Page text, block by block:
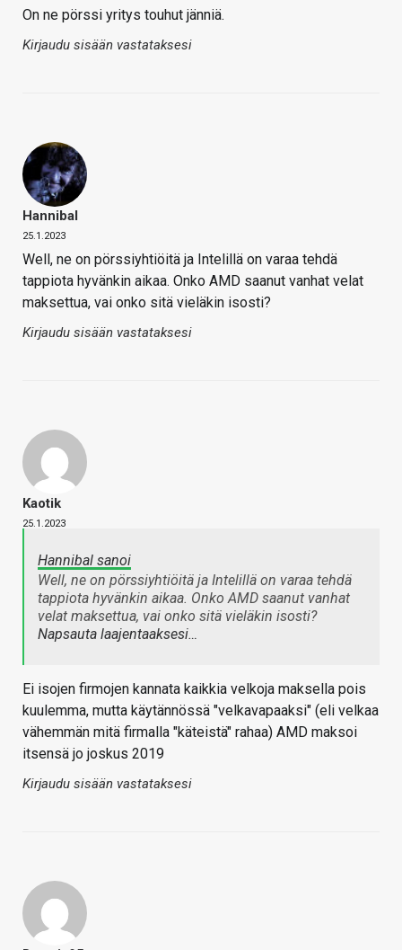
On ne pörssi yritys touhut jänniä.
Kirjaudu sisään vastataksesi
Hannibal
25.1.2023
Well, ne on pörssiyhtiöitä ja Intelillä on varaa tehdä
tappiota hyvänkin aikaa. Onko AMD saanut vanhat velat
maksettua, vai onko sitä vieläkin isosti?
Kirjaudu sisään vastataksesi
Kaotik
25.1.2023
Hannibal sanoi
Well, ne on pörssiyhtiöitä ja Intelillä on varaa tehdä
tappiota hyvänkin aikaa. Onko AMD saanut vanhat
velat maksettua, vai onko sitä vieläkin isosti?
Napsauta laajentaaksesi…
Ei isojen firmojen kannata kaikkia velkoja maksella pois
kuulemma, mutta käytännössä "velkavapaaksi" (eli velkaa
vähemmän mitä firmalla "käteistä" rahaa) AMD maksoi
itsensä jo joskus 2019
Kirjaudu sisään vastataksesi